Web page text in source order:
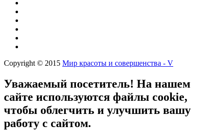
Copyright © 2015 Мир красоты и совершенства - V
Уважаемый посетитель! На нашем
сайте используются файлы cookie,
чтобы облегчить и улучшить вашу
работу с сайтом.